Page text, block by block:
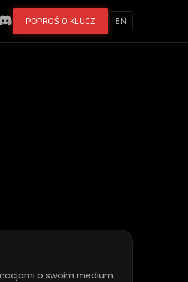
POPROŚ O KLUCZ EN
o swoim medium.